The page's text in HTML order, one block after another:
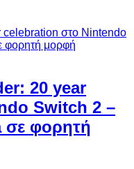
20 year
Switch 2 –
σε φορητή